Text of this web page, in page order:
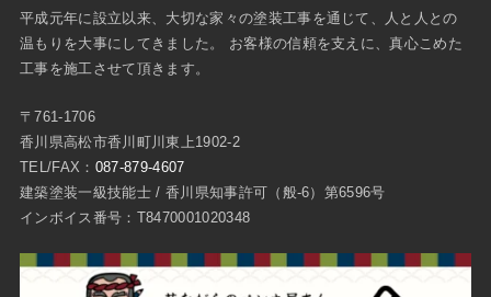
平成元年に設立以来、大切な家々の塗装工事を通じて、人と人との
温もりを大事にしてきました。 お客様の信頼を支えに、真心こめた
工事を施工させて頂きます。
〒761-1706
香川県高松市香川町川東上1902-2
TEL/FAX： 087-879-4607
建築塗装一級技能士 / 香川県知事許可（般-6）第6596号
インボイス番号：T8470001020348